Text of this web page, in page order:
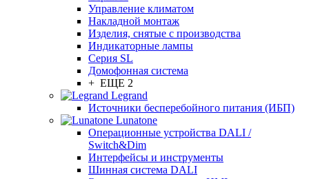
Управление климатом
Накладной монтаж
Изделия, снятые с производства
Индикаторные лампы
Серия SL
Домофонная система
+ ЕЩЕ 2
Legrand
Источники бесперебойного питания (ИБП)
Lunatone
Операционные устройства DALI /
Switch&Dim
Интерфейсы и инструменты
Шинная система DALI